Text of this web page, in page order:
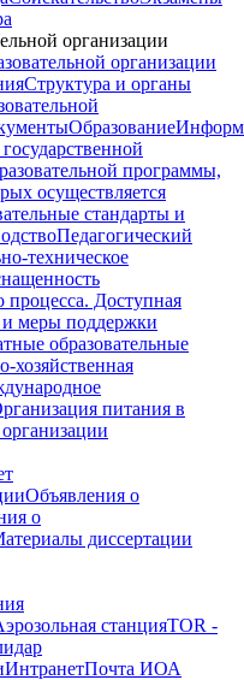
организации
организации
Структура и органы
Образование
программы,
осуществляется
стандарты и
Педагогический
техническое
процесса. Доступная
меры поддержки
образовательные
хозяйственная
питания в
Объявления о
о
диссертации
станцияTOR -
ИнтранетПочта ИОА